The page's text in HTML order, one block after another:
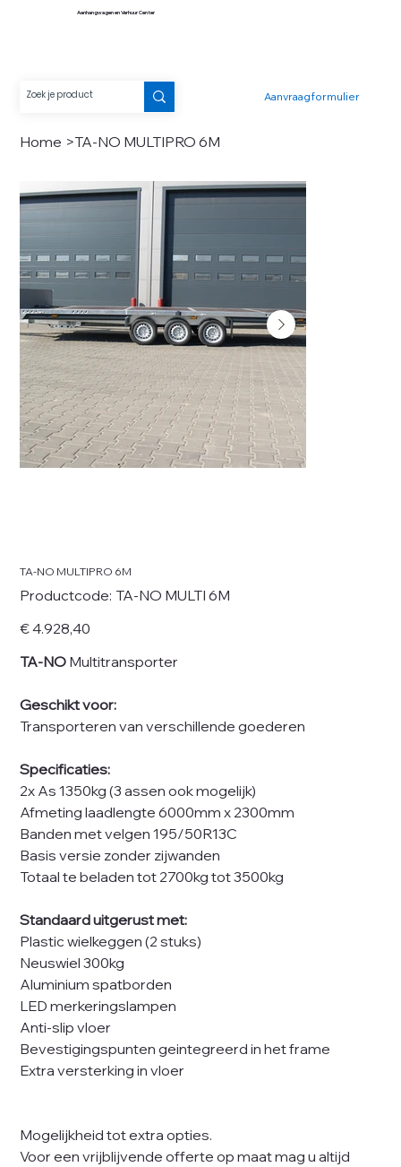
Aanhangwagen en Verhuur Center
Aanvraagformulier
Home >TA-NO MULTIPRO 6M
TA-NO MULTIPRO 6M
Productcode: Productcode
TA-
TA-NO MULTI 6M
Prijs
€ 4.928,40
TA-NO Multitransporter
Geschikt voor:
Transporteren van verschillende goederen
Specificaties:
2x As 1350kg (3 assen ook mogelijk)
Afmeting laadlengte 6000mm x 2300mm
Banden met velgen 195/50R13C
Basis versie zonder zijwanden
Totaal te beladen tot 2700kg tot 3500kg
Standaard uitgerust met:
Plastic wielkeggen (2 stuks)
Neuswiel 300kg
Aluminium spatborden
LED merkeringslampen
Anti-slip vloer
Bevestigingspunten geintegreerd in het frame
Extra versterking in vloer
Mogelijkheid tot extra opties.
Voor een vrijblijvende offerte op maat mag u altijd